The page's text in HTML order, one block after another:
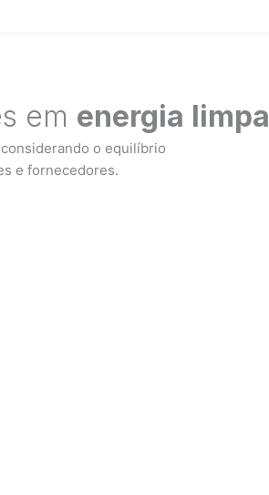
em energia limpa
o equilíbrio
e fornecedores.